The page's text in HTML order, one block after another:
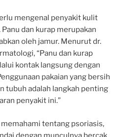
mengenal penyakit kulit
dan kurap merupakan
oleh jamur. Menurut dr.
“Panu dan kurap
kontak langsung dengan
pakaian yang bersih
tubuh adalah langkah penting
penyakit ini.”
tentang psoriasis,